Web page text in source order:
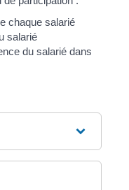
chaque salarié
salarié
du salarié dans